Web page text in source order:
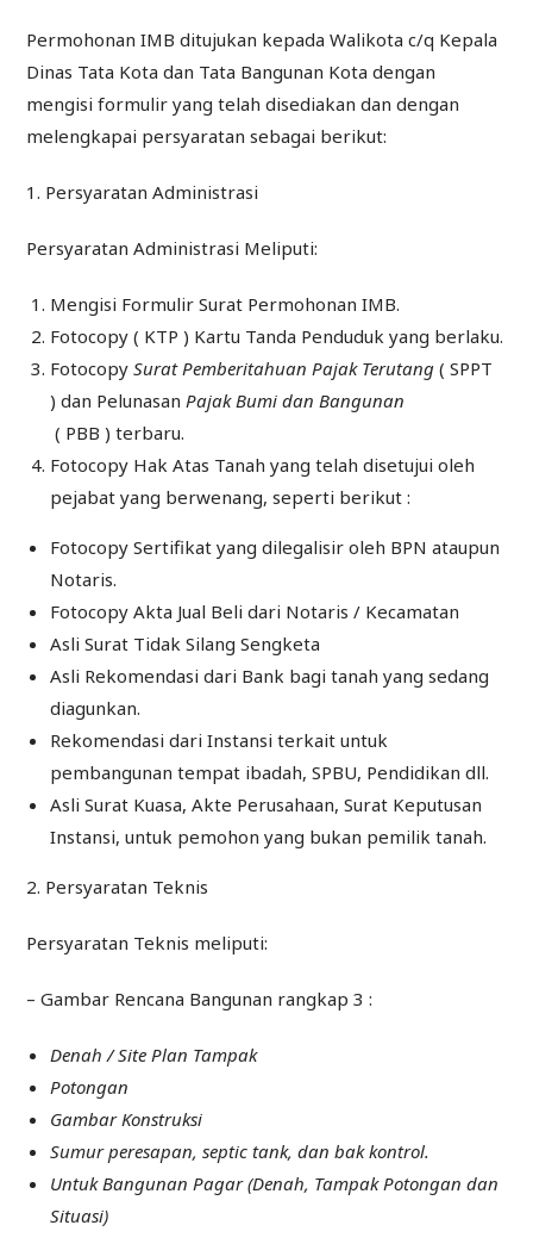
Permohonan IMB ditujukan kepada Walikota c/q Kepala
Dinas Tata Kota dan Tata Bangunan Kota dengan
mengisi formulir yang telah disediakan dan dengan
melengkapai persyaratan sebagai berikut:
1. Persyaratan Administrasi
Persyaratan Administrasi Meliputi:
Mengisi Formulir Surat Permohonan IMB.
Fotocopy ( KTP ) Kartu Tanda Penduduk yang berlaku.
FotocopySurat Pemberitahuan Pajak Terutang ( SPPT
) dan Pelunasan Pajak Bumi dan Bangunan
( PBB ) terbaru.
Fotocopy Hak Atas Tanah yang telah disetujui oleh
pejabat yang berwenang, seperti berikut :
Fotocopy Sertifikat yang dilegalisir oleh BPN ataupun
Notaris.
Fotocopy Akta Jual Beli dari Notaris / Kecamatan
Asli Surat Tidak Silang Sengketa
Asli Rekomendasi dari Bank bagi tanah yang sedang
diagunkan.
Rekomendasi dari Instansi terkait untuk
pembangunan tempat ibadah, SPBU, Pendidikan dll.
Asli Surat Kuasa, Akte Perusahaan, Surat Keputusan
Instansi, untuk pemohon yang bukan pemilik tanah.
2. Persyaratan Teknis
Persyaratan Teknis meliputi:
– Gambar Rencana Bangunan rangkap 3 :
Denah / Site Plan Tampak
Potongan
Gambar Konstruksi
Sumur peresapan, septic tank, dan bak kontrol.
Untuk Bangunan Pagar (Denah, Tampak Potongan dan
Situasi)